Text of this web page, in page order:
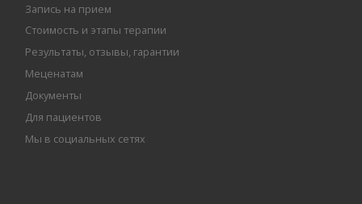
Запись на прием
Стоимость и этапы терапии
Результаты, отзывы, гарантии
Меценатам
Документы
Для пациентов
Мы в социальных сетях